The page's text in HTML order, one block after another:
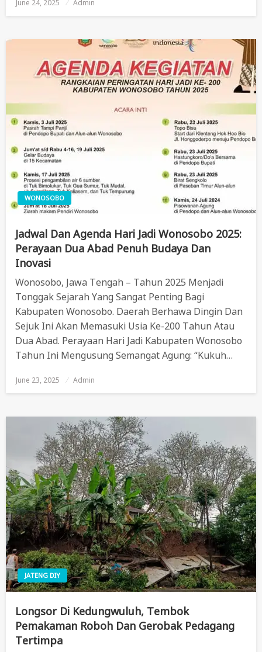
Posted
June 24, 2025 Admin
WONOSOBO
Jadwal Dan Agenda Hari Jadi Wonosobo 2025:
Perayaan Dua Abad Penuh Budaya Dan
Inovasi
Wonosobo, Jawa Tengah – Tahun 2025 Menjadi
Tonggak Sejarah Yang Sangat Penting Bagi
Kabupaten Wonosobo. Daerah Berhawa Dingin Dan
Sejuk Ini Akan Memasuki Usia Ke-200 Tahun Atau
Dua Abad. Perayaan Hari Jadi Kabupaten Wonosobo
Tahun Ini Mengusung Semangat Agung: “Kukuh…
Posted
June 23, 2025 Admin
JATENG DIY
Longsor Di Kedungwuluh, Tembok
Pemakaman Roboh Dan Gerobak Pedagang
Tertimpa